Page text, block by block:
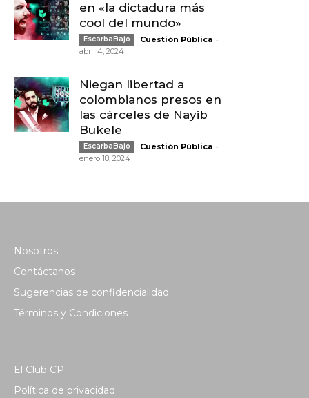
en «la dictadura más
cool del mundo»
EscarbaBajo Cuestión Pública -
abril 4, 2024
Niegan libertad a
colombianos presos en
las cárceles de Nayib
Bukele
EscarbaBajo Cuestión Pública -
enero 18, 2024
Nosotros
Contáctanos
Sugerencias de confidencialidad
Términos y Condiciones
El Club CP
Política de privacidad